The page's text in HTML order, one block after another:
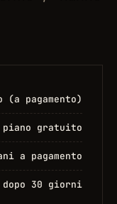
(a pagamento)
piano gratuito
a pagamento
30 giorni